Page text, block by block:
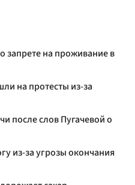
запрете на проживание в
на протесты из-за
после слов Пугачевой о
из-за угрозы окончания